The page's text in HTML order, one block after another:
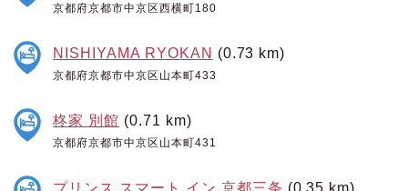
京都府京都市中京区西横町180
NISHIYAMA RYOKAN (0.73 km)
京都府京都市中京区山本町433
柊家 別館 (0.71 km)
京都府京都市中京区山本町431
プリンス スマート イン 京都三条 (0.35 km)